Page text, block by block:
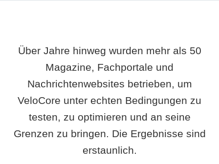
Über Jahre hinweg wurden mehr als 50
Magazine, Fachportale und
Nachrichtenwebsites betrieben, um
VeloCore unter echten Bedingungen zu
testen, zu optimieren und an seine
Grenzen zu bringen. Die Ergebnisse sind
erstaunlich.